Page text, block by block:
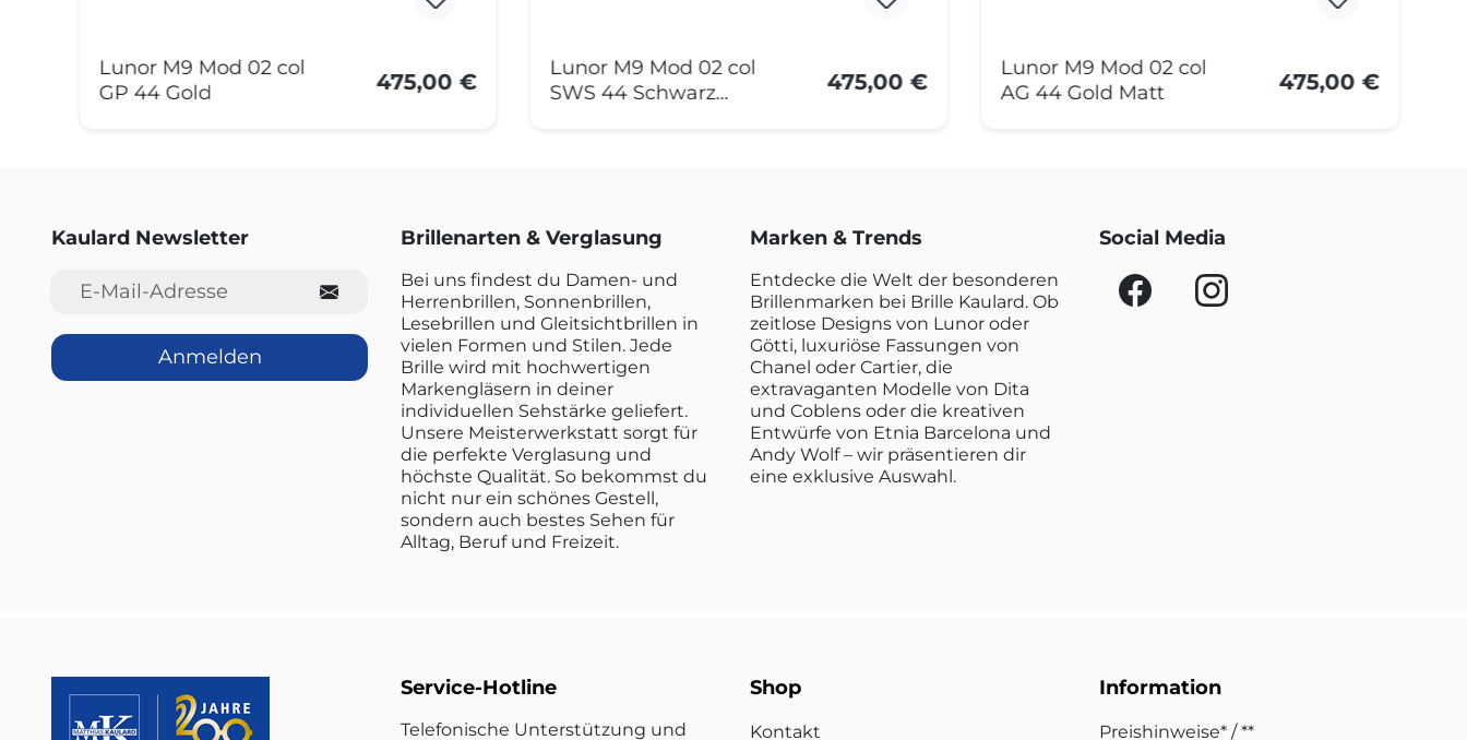
Lunor M9 Mod 02 col
GP 44 Gold
475,00 €
Lunor M9 Mod 02 col
SWS 44 Schwarz
475,00 €
Lunor M9 Mod 02 col
AG 44 Gold Matt
475,00 €
Kaulard Newsletter
E-Mail-Adresse
Anmelden
Brillenarten & Verglasung
Bei uns findest du Damen- und
Herrenbrillen, Sonnenbrillen,
Lesebrillen und Gleitsichtbrillen in
vielen Formen und Stilen. Jede
Brille wird mit hochwertigen
Markengläsern in deiner
individuellen Sehstärke geliefert.
Unsere Meisterwerkstatt sorgt für
die perfekte Verglasung und
höchste Qualität. So bekommst du
nicht nur ein schönes Gestell,
sondern auch bestes Sehen für
Alltag, Beruf und Freizeit.
Marken & Trends
Entdecke die Welt der besonderen
Brillenmarken bei Brille Kaulard. Ob
zeitlose Designs von Lunor oder
Götti, luxuriöse Fassungen von
Chanel oder Cartier, die
extravaganten Modelle von Dita
und Coblens oder die kreativen
Entwürfe von Etnia Barcelona und
Andy Wolf – wir präsentieren dir
eine exklusive Auswahl.
Social Media
Service-Hotline
Telefonische Unterstützung und
Shop
Kontakt
Information
Preishinweise* / **